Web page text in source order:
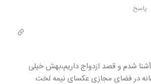
پاسخ
شدم و قصد ازدواج داریم،بهش خیلی
در فضای مجازی عکسای نیمه لخت